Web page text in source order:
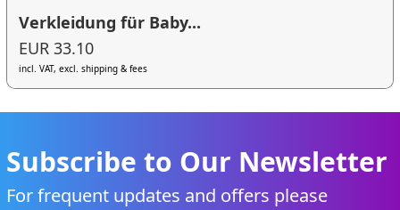
Verkleidung für Baby...
EUR 33.10
incl. VAT, excl. shipping & fees
Subscribe to Our Newsletter
For frequent updates and offers please